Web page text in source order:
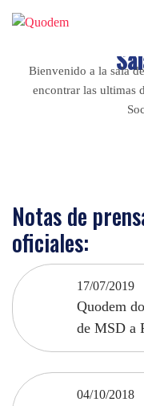
Bienvenido a la sala
encontrar las ultimas
Notas de
oficiales:
17/07/2019
Quodem
de MSD a
04/10/2018